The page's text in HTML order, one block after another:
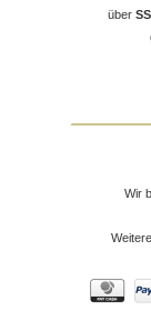
über
Wir